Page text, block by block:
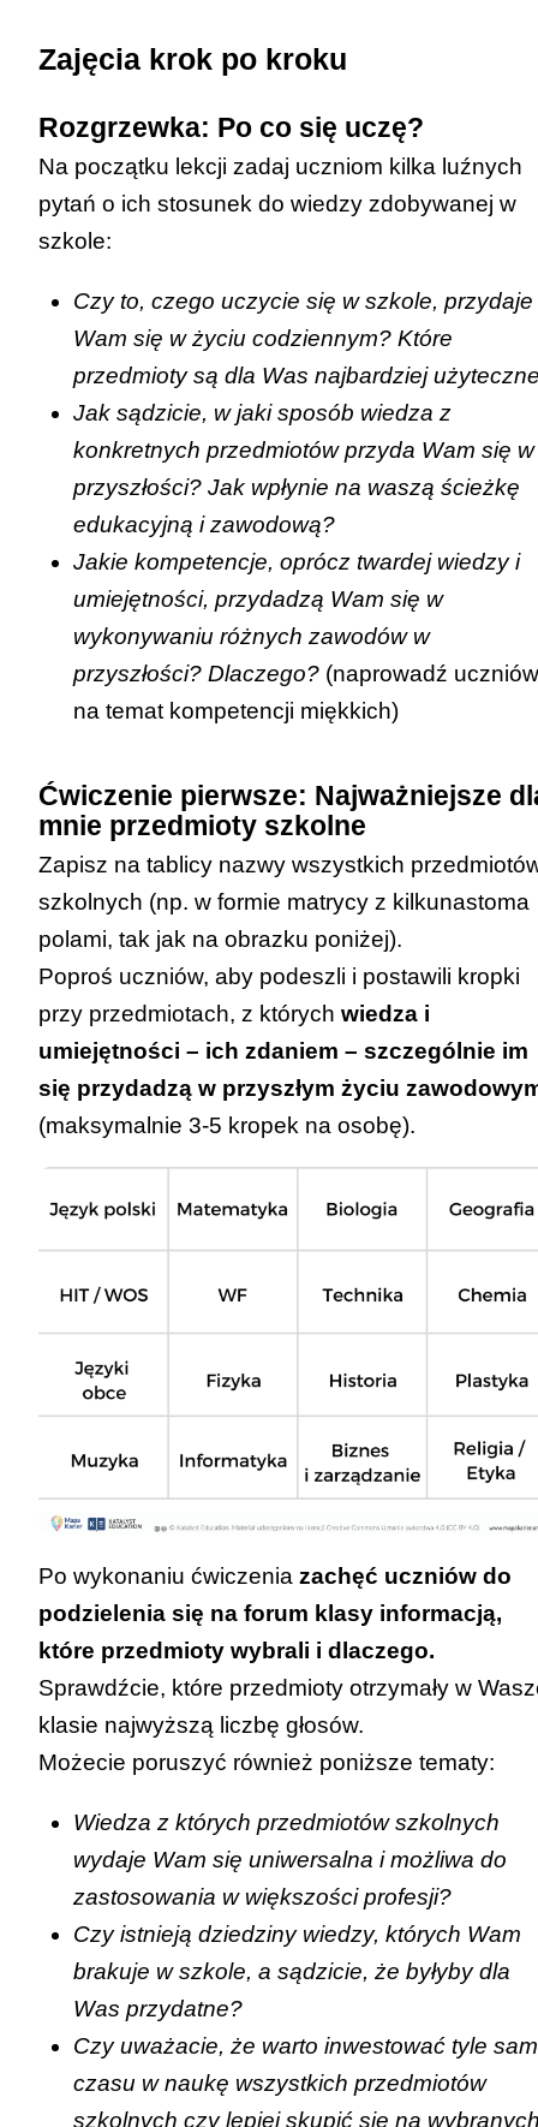
innych osób oraz innych źródeł (1.3);
temat zawodów oraz charakteryzuje
wybrane zawody, uwzględniając
kwalifikacje wyodrębnione w zawodach
oraz możliwości ich uzyskiwania (2.1).
(1.2);
(zainteresowania, zdolności,
uzdolnienia, kompetencje,
predyspozycje zawodowe) w
kontekście planowania ścieżki
analizuje informacje o zawodach,
kwalifikacjach i stanowiskach pracy
oraz możliwościach ich uzyskiwania w
kontekście wyborów edukacyjno-
zawodowych (2.1)
konfrontuje własne zasoby ze
zidentyfikowanymi potrzebami i
oczekiwaniami pracodawców oraz
wymaganiami rynku pracy (2.4).
tablica i kreda/pisaki (co najmniej kilka-
padlet utworzony na podstawie
szablonui udostępniony uczniom do
edycji;
dostęp do urządzenia z internetem dla
Zajęcia krok po kroku
Rozgrzewka: Po co się uczę?
Na początku lekcji zadaj uczniom kilka luźnych
pytań o ich stosunek do wiedzy zdobywanej w
szkole:
Czy to, czego uczycie się w szkole, przydaje
Wam się w życiu codziennym? Które
przedmioty są dla Was najbardziej
Jak sądzicie, w jaki sposób wiedza z
konkretnych przedmiotów przyda Wam się w
przyszłości? Jak wpłynie na waszą ścieżkę
edukacyjną i zawodową?
Jakie kompetencje, oprócz twardej wiedzy i
umiejętności, przydadzą Wam się w
wykonywaniu różnych zawodów w
przyszłości? Dlaczego?(naprowadź uczniów
na temat kompetencji miękkich)
Ćwiczenie pierwsze: Najważniejsze
mnie przedmioty szkolne
Zapisz na tablicy nazwy wszystkich
szkolnych (np. w formie matrycy z kilkunastoma
polami, tak jak na obrazku poniżej).
Poproś uczniów, aby podeszli i postawili kropki
przy przedmiotach, z których wiedza i
umiejętności – ich zdaniem – szczególnie im
się przydadzą w przyszłym życiu
(maksymalnie 3-5 kropek na osobę).
Po wykonaniu ćwiczenia zachęć uczniów do
podzielenia się na forum klasy informacją,
które przedmioty wybrali i dlaczego.
Sprawdźcie, które przedmioty otrzymały w
klasie najwyższą liczbę głosów.
Możecie poruszyć również poniższe tematy:
Wiedza z których przedmiotów szkolnych
wydaje Wam się uniwersalna i możliwa do
zastosowania w większości profesji?
Czy istnieją dziedziny wiedzy, których Wam
brakuje w szkole, a sądzicie, że byłyby dla
Was przydatne?
Czy uważacie, że warto inwestować tyle
czasu w naukę wszystkich przedmiotów
szkolnych czy lepiej skupić się na